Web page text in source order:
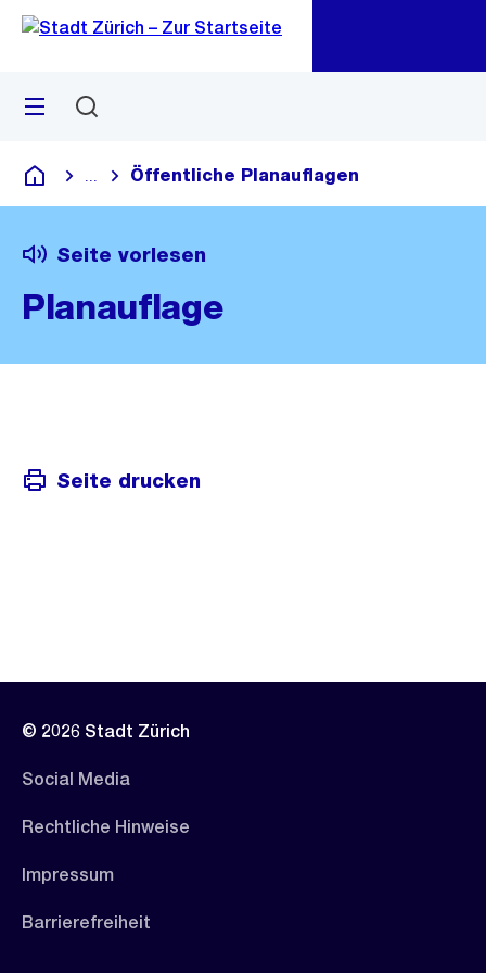
Navigation
Sprunglink
Menü
Deutsch
Blende alle Breadcrumbs ein
Öffentliche Planauflagen
Seite vorlesen
Planauflage
Seite drucken
© 2026 Stadt Zürich
Social Media
Rechtliche Hinweise
Impressum
Barrierefreiheit